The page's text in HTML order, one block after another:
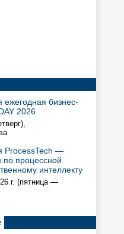
ежегодная бизнес-
2026
ProcessTech —
процессной
интеллекту
г. (пятница —